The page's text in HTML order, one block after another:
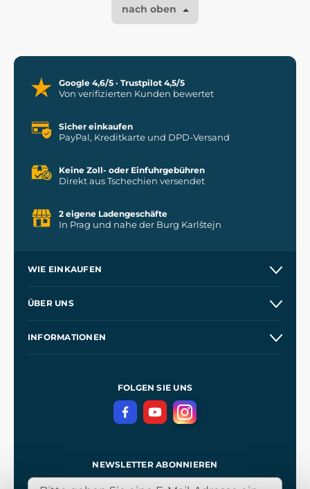
nach oben
Google 4,6/5 · Trustpilot 4,5/5
Von verifizierten Kunden bewertet
Sicher einkaufen
PayPal, Kreditkarte und DPD-Versand
Keine Zoll- oder Einfuhrgebühren
Direkt aus Tschechien versendet
2 eigene Ladengeschäfte
In Prag und nahe der Burg Karlštejn
WIE EINKAUFEN
Kontakt
ÜBER UNS
INFORMATIONEN
DatenschutzerklärungFOLGEN SIE UNS
NEWSLETTER ABONNIEREN